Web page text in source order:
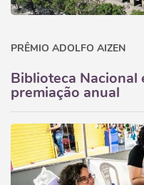
PRÊMIO ADOLFO AIZEN
Biblioteca Nacional
premiação anual